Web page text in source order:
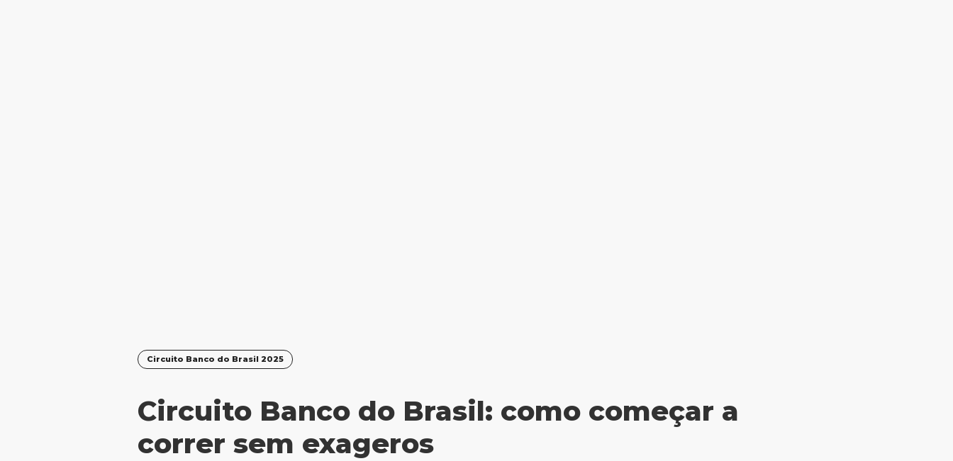
Circuito Banco do Brasil 2025
Circuito Banco do Brasil: como começar a
correr sem exageros